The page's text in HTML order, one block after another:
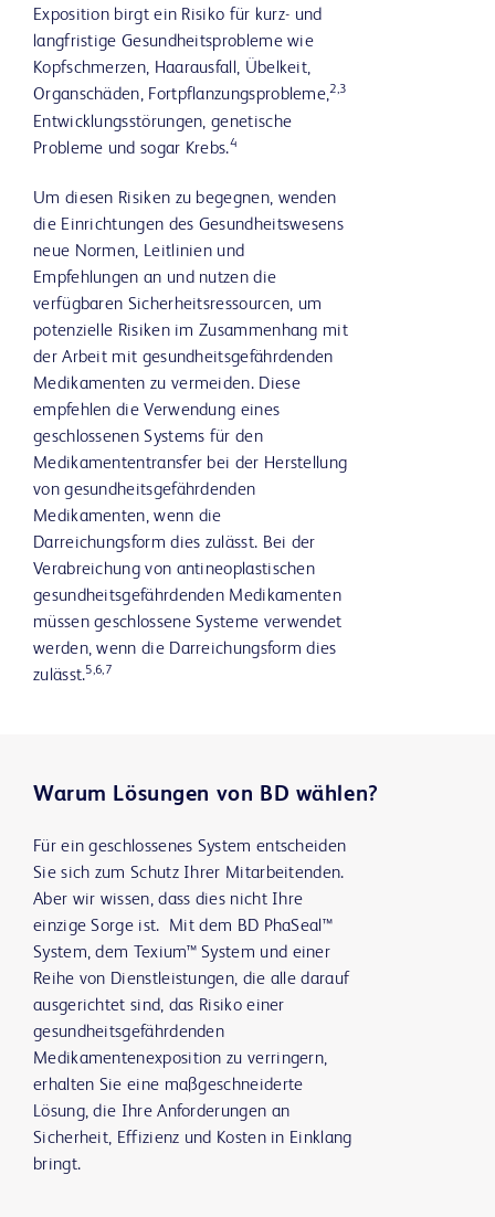
Exposition birgt ein Risiko für kurz- und
langfristige Gesundheitsprobleme wie
Kopfschmerzen, Haarausfall, Übelkeit,
Organschäden, Fortpflanzungsprobleme,2,3
Entwicklungsstörungen, genetische
Probleme und sogar Krebs.4
Um diesen Risiken zu begegnen, wenden
die Einrichtungen des Gesundheitswesens
neue Normen, Leitlinien und
Empfehlungen an und nutzen die
verfügbaren Sicherheitsressourcen, um
potenzielle Risiken im Zusammenhang mit
der Arbeit mit gesundheitsgefährdenden
Medikamenten zu vermeiden. Diese
empfehlen die Verwendung eines
geschlossenen Systems für den
Medikamententransfer bei der Herstellung
von gesundheitsgefährdenden
Medikamenten, wenn die
Darreichungsform dies zulässt. Bei der
Verabreichung von antineoplastischen
gesundheitsgefährdenden Medikamenten
müssen geschlossene Systeme verwendet
werden, wenn die Darreichungsform dies
zulässt.5,6,7
Warum Lösungen von BD wählen?
Für ein geschlossenes System entscheiden
Sie sich zum Schutz Ihrer Mitarbeitenden.
Aber wir wissen, dass dies nicht Ihre
einzige Sorge ist. Mit dem BD PhaSeal™
System, dem Texium™ System und einer
Reihe von Dienstleistungen, die alle darauf
ausgerichtet sind, das Risiko einer
gesundheitsgefährdenden
Medikamentenexposition zu verringern,
erhalten Sie eine maßgeschneiderte
Lösung, die Ihre Anforderungen an
Sicherheit, Effizienz und Kosten in Einklang
bringt.